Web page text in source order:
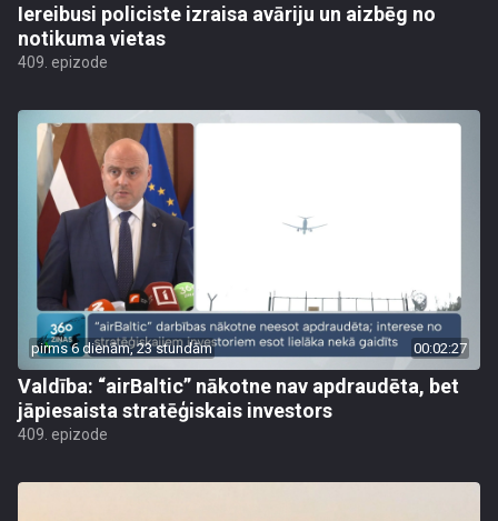
Iereibusi policiste izraisa avāriju un aizbēg no
notikuma vietas
409. epizode
pirms 6 dienām, 23 stundām 00:02:27
Valdība: “airBaltic” nākotne nav apdraudēta, bet
jāpiesaista stratēģiskais investors
409. epizode